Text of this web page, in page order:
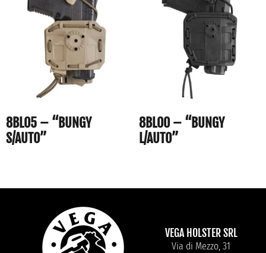
8BL05 – “BUNGY
S/AUTO”
8BL00 – “BUNGY
L/AUTO”
VEGA HOLSTER SRL
Via di Mezzo, 31